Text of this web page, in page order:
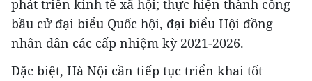
phát triển kinh tế xã hội; thực hiện thành công
bầu cử đại biểu Quốc hội, đại biểu Hội đồng
nhân dân các cấp nhiệm kỳ 2021-2026.
Đặc biệt, Hà Nội cần tiếp tục triển khai tốt